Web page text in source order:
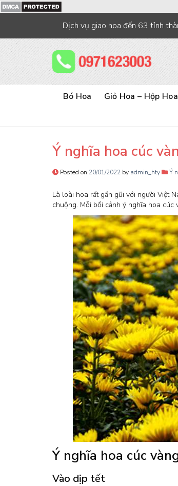
content
Dịch vụ giao hoa đến 63 tỉnh
Bó Hoa Giỏ Hoa – Hộp Hoa
Ý nghĩa hoa cúc
Posted on 20/01/2022 by admin_hty Ý
Là loài hoa rất gần gũi với người Việt
chuộng. Mỗi bổi cảnh ý nghĩa hoa
Ý nghĩa hoa cúc
Vào dịp tết